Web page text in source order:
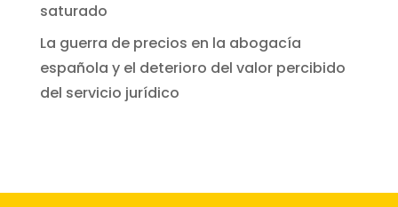
saturado
La guerra de precios en la abogacía
española y el deterioro del valor percibido
del servicio jurídico